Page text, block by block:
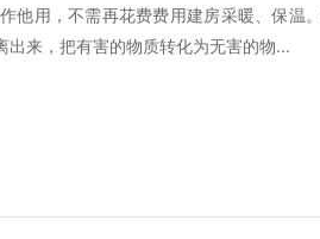
他用，不需再花费费用建房采暖、保温
来，把有害的物质转化为无害的物...